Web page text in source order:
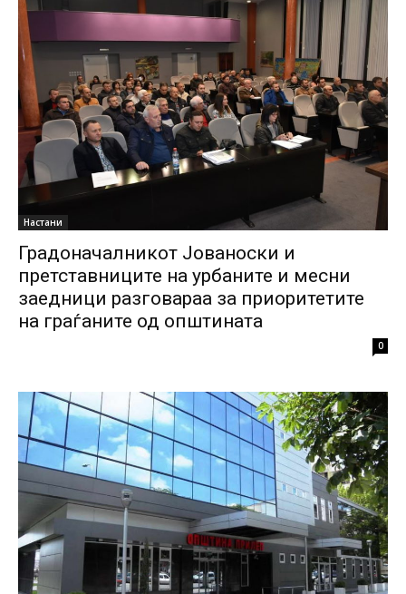
Настани
Градоначалникот Јованоски и
претставниците на урбаните и месни
заедници разговараа за приоритетите
на граѓаните од општината
0